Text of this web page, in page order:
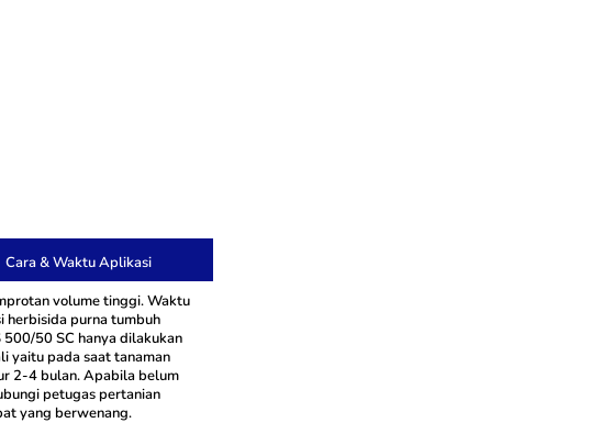
Cara & Waktu Aplikasi
volume tinggi. Waktu
herbisida purna tumbuh
500/50 SC hanya dilakukan
yaitu pada saat tanaman
2-4 bulan. Apabila belum
petugas pertanian
yang berwenang.